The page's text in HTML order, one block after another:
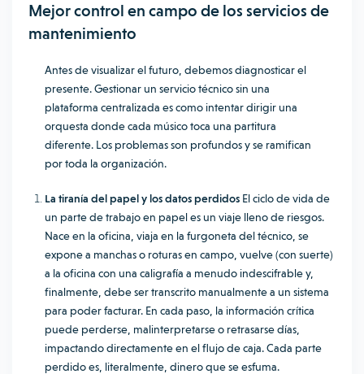
Mejor control en campo de los servicios de
mantenimiento
Antes de visualizar el futuro, debemos diagnosticar el
presente. Gestionar un servicio técnico sin una
plataforma centralizada es como intentar dirigir una
orquesta donde cada músico toca una partitura
diferente. Los problemas son profundos y se ramifican
por toda la organización.
La tiranía del papel y los datos perdidos El ciclo de vida de
un parte de trabajo en papel es un viaje lleno de riesgos.
Nace en la oficina, viaja en la furgoneta del técnico, se
expone a manchas o roturas en campo, vuelve (con suerte)
a la oficina con una caligrafía a menudo indescifrable y,
finalmente, debe ser transcrito manualmente a un sistema
para poder facturar. En cada paso, la información crítica
puede perderse, malinterpretarse o retrasarse días,
impactando directamente en el flujo de caja. Cada parte
perdido es, literalmente, dinero que se esfuma.